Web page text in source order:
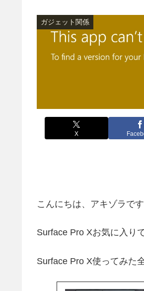
ガジェット関係
X
こんにちは、アキゾラです
Surface Pro Xお気に入り
Surface Pro X使ってみた